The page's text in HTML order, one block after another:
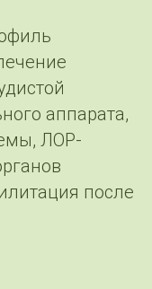
аппарата,
ЛОР-
после